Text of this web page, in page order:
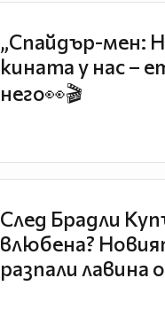
„Спайдър-мен:
кината у нас –
него👀🎬
След Брадли
влюбена?
разпали лавина